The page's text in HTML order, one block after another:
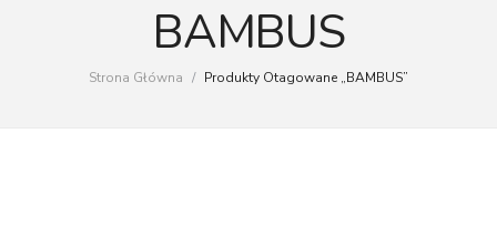
Kontakt
BAMBUS
Strona Główna / Produkty Otagowane „BAMBUS”